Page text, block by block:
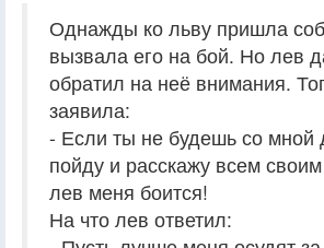
Однажды ко льву пришла
вызвала его на бой. Но лев
обратил на неё внимания.
заявила:
- Если ты не будешь со мной
пойду и расскажу всем
лев меня боится!
На что лев ответил: